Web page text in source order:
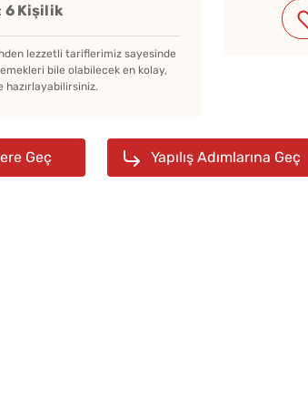
6 Kişilik
lezzetli tariflerimiz sayesinde
bile olabilecek en kolay,
hazırlayabilirsiniz.
Geç Yapılış Adımlarına Geç
Kaç Yıl